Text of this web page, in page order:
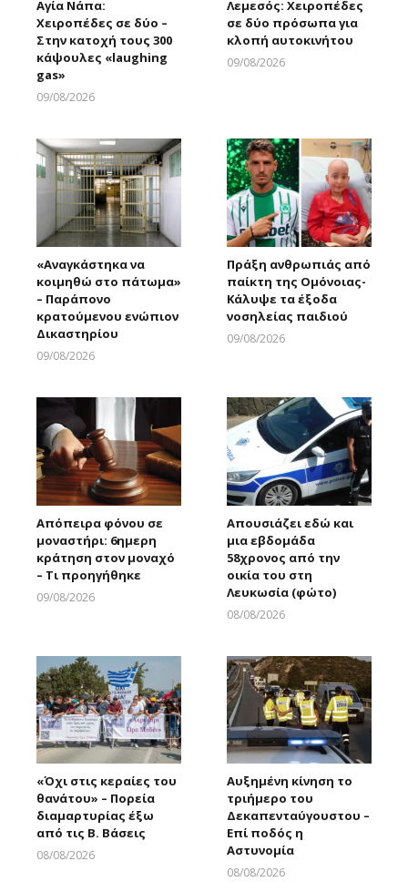
Αγία Νάπα:
Χειροπέδες σε δύο –
Στην κατοχή τους 300
κάψουλες «laughing
gas»
09/08/2026
Λεμεσός: Χειροπέδες
σε δύο πρόσωπα για
κλοπή αυτοκινήτου
09/08/2026
«Αναγκάστηκα να
κοιμηθώ στο πάτωμα»
– Παράπονο
κρατούμενου ενώπιον
Δικαστηρίου
09/08/2026
Πράξη ανθρωπιάς από
παίκτη της Ομόνοιας-
Κάλυψε τα έξοδα
νοσηλείας παιδιού
09/08/2026
Απόπειρα φόνου σε
μοναστήρι: 6ημερη
κράτηση στον μοναχό
– Τι προηγήθηκε
09/08/2026
Απουσιάζει εδώ και
μια εβδομάδα
58χρονος από την
οικία του στη
Λευκωσία (φώτο)
08/08/2026
«Όχι στις κεραίες του
θανάτου» – Πορεία
διαμαρτυρίας έξω
από τις Β. Βάσεις
08/08/2026
Αυξημένη κίνηση το
τριήμερο του
Δεκαπενταύγουστου –
Επί ποδός η
Αστυνομία
08/08/2026